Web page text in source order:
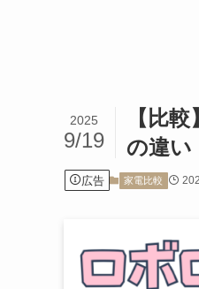
【比
の違い
2025
9/19
広告 家電比較